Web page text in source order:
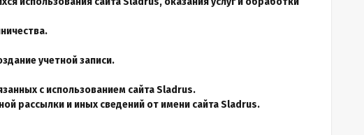
учетной записи.
с использованием сайта Sladrus.
рассылки и иных сведений от имени сайта Sladrus.